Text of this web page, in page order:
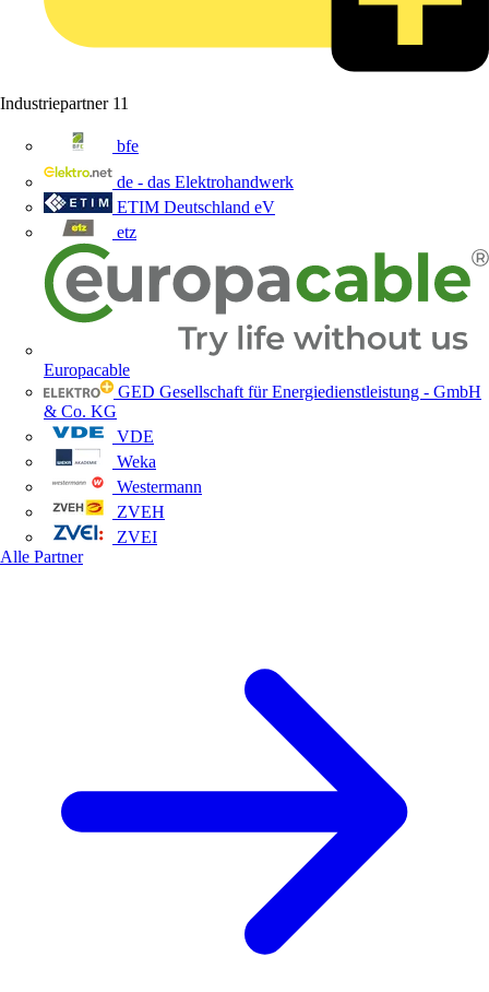
Industriepartner 11
bfe
de - das Elektrohandwerk
ETIM Deutschland eV
etz
Europacable
GED Gesellschaft für Energiedienstleistung - GmbH
& Co. KG
VDE
Weka
Westermann
ZVEH
ZVEI
Alle Partner